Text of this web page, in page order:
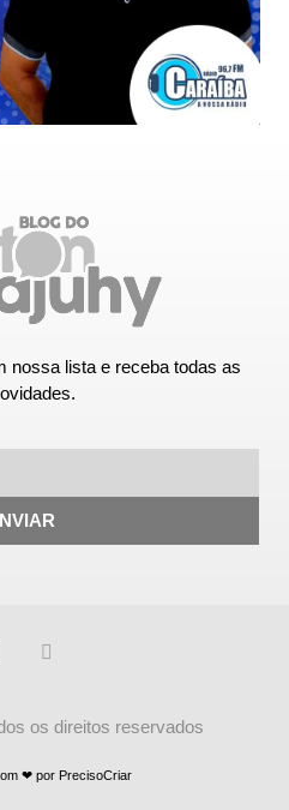
nossa lista e receba todas as
os direitos reservados
❤ por PrecisoCriar